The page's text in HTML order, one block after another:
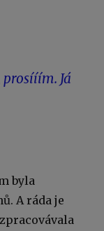
Já
byla
A ráda je